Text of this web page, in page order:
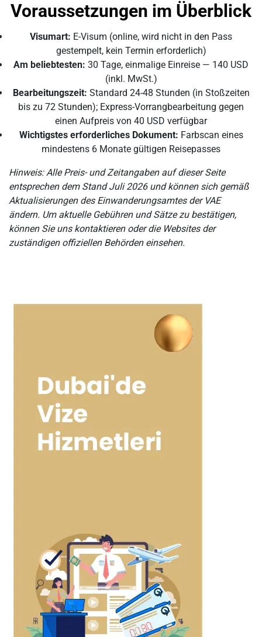
Voraussetzungen im Überblick
Visumart: E-Visum (online, wird nicht in den Pass
gestempelt, kein Termin erforderlich)
Am beliebtesten: 30 Tage, einmalige Einreise — 140 USD
(inkl. MwSt.)
Bearbeitungszeit: Standard 24-48 Stunden (in Stoßzeiten
bis zu 72 Stunden); Express-Vorrangbearbeitung gegen
einen Aufpreis von 40 USD verfügbar
Wichtigstes erforderliches Dokument: Farbscan eines
mindestens 6 Monate gültigen Reisepasses
Hinweis: Alle Preis- und Zeitangaben auf dieser Seite
entsprechen dem Stand Juli 2026 und können sich gemäß
Aktualisierungen des Einwanderungsamtes der VAE
ändern. Um aktuelle Gebühren und Sätze zu bestätigen,
können Sie uns kontaktieren oder die Websites der
zuständigen offiziellen Behörden einsehen.